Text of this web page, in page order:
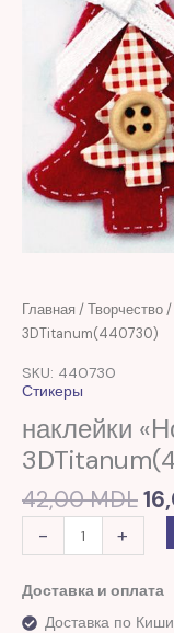
Главная /Творчество/
3DTitanum(440730)
SKU: 440730
Стикеры
наклейки
42,00MDL
-
Количество
товара
"Новогодние"
3DTitanum(440730)
+
Доставка и оплата
Доставка по